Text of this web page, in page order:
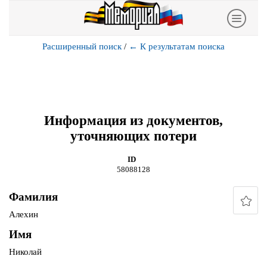
Расширенный поиск / ← К результатам поиска
Информация из документов,
уточняющих потери
ID
58088128
Фамилия
Алехин
Имя
Николай